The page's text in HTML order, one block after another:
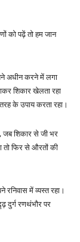
को पढ़ें तो हम जान
अधीन करने में लगा
शिकार खेलता रहा
के उपाय करता रहा।
जब शिकार से जी भर
तो फिर से औरतों की
में व्यस्त रहा।
दुर्ग रणथंभौर पर